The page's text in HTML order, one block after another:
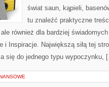
świat saun, kąpieli,
tu znaleźć praktyczne
również dla bardziej
i Inspiracje. Największą siłą tej
się do jednego typu wypoczynku,